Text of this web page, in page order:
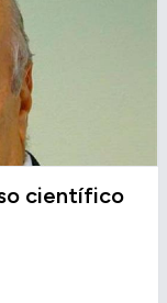
científico